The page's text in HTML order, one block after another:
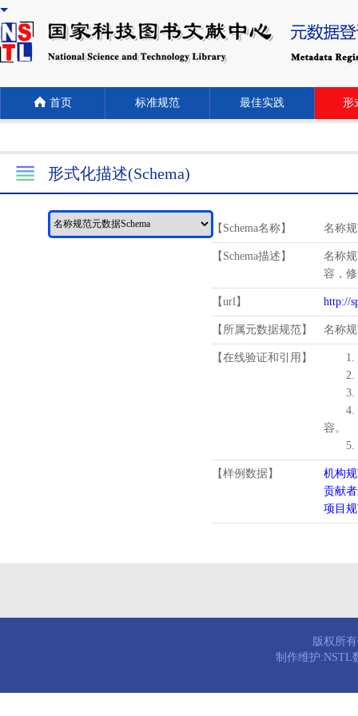
首页 标准规范 最佳实践 形
形式化描述(Schema)
【Schema名称】 名称规
【Schema描述】
名称
容，
【url】 http://
【所属元数据规范】 名称
【在线验证和引用】
1.
2.
3.
4.
容。
5.
【样例数据】
机构
贡献
项目
版权所
制作维护:NSTL